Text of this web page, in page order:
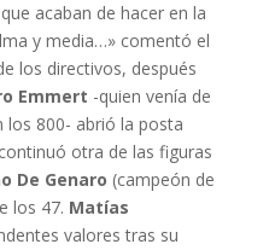
acaban de hacer en la
y media…» comentó el
los directivos, después
Emmert -quien venía de
los 800- abrió la posta
otra de las figuras
De Genaro (campeón de
los 47. Matías
valores tras su